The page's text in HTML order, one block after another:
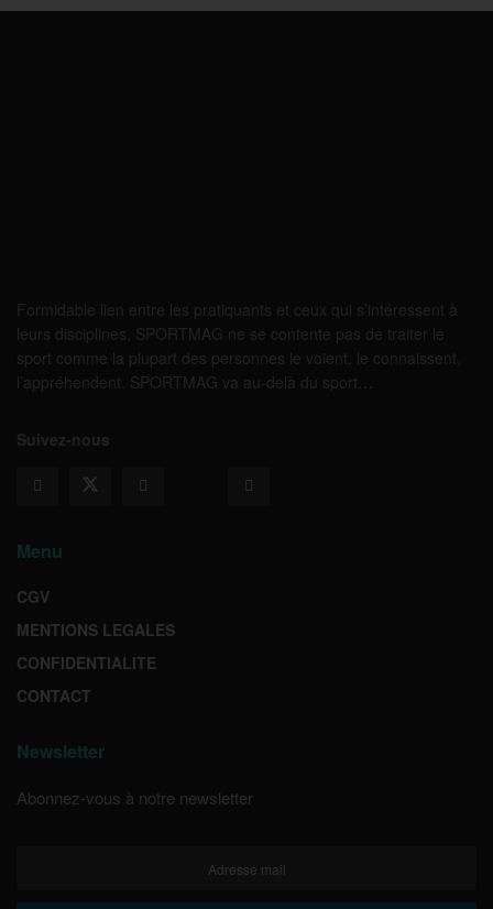
Formidable lien entre les pratiquants et ceux qui s’intéressent à
leurs disciplines, SPORTMAG ne se contente pas de traiter le
sport comme la plupart des personnes le voient, le connaissent,
l’appréhendent. SPORTMAG va au-delà du sport…
Suivez-nous
Menu
CGV
MENTIONS LEGALES
CONFIDENTIALITE
CONTACT
Newsletter
Abonnez-vous à notre newsletter